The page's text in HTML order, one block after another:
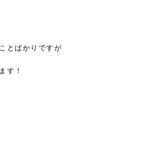
とばかりですが
す！